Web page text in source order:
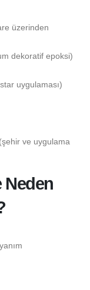
üzerinden
dekoratif epoksi)
uygulaması)
ve uygulama
Neden